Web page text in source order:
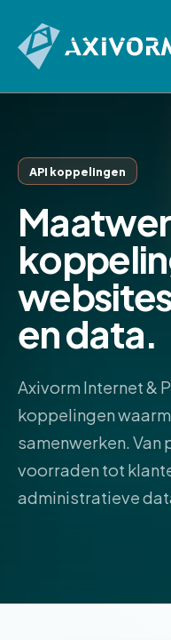
API koppelingen
en data.
Axivorm Internet &
koppelingen
samenwerken. Van
voorraden tot
administratieve